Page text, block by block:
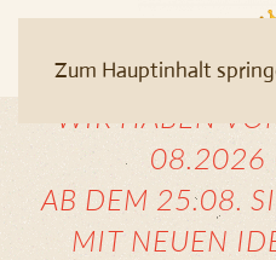
Zum Hauptinhalt
WIR HABEN
08.2026
AB DEM 25.08.
MIT NEUEN